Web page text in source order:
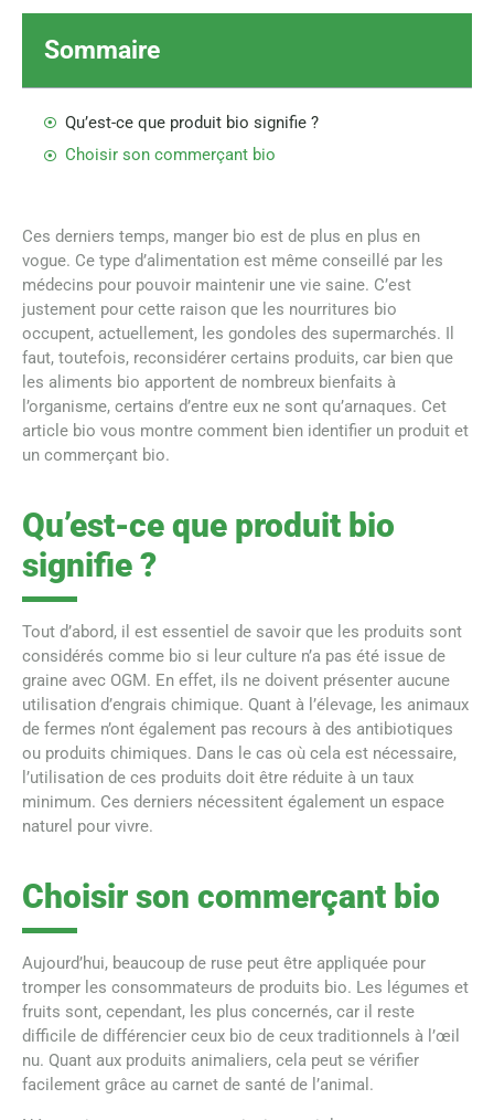
Sommaire
Qu’est-ce que produit bio signifie ?
Choisir son commerçant bio
Ces derniers temps, manger bio est de plus en plus en
vogue. Ce type d’alimentation est même conseillé par les
médecins pour pouvoir maintenir une vie saine. C’est
justement pour cette raison que les nourritures bio
occupent, actuellement, les gondoles des supermarchés. Il
faut, toutefois, reconsidérer certains produits, car bien que
les aliments bio apportent de nombreux bienfaits à
l’organisme, certains d’entre eux ne sont qu’arnaques. Cet
article bio vous montre comment bien identifier un produit et
un commerçant bio.
Qu’est-ce que produit bio
signifie ?
Tout d’abord, il est essentiel de savoir que les produits sont
considérés comme bio si leur culture n’a pas été issue de
graine avec OGM. En effet, ils ne doivent présenter aucune
utilisation d’engrais chimique. Quant à l’élevage, les animaux
de fermes n’ont également pas recours à des antibiotiques
ou produits chimiques. Dans le cas où cela est nécessaire,
l’utilisation de ces produits doit être réduite à un taux
minimum. Ces derniers nécessitent également un espace
naturel pour vivre.
Choisir son commerçant bio
Aujourd’hui, beaucoup de ruse peut être appliquée pour
tromper les consommateurs de produits bio. Les légumes et
fruits sont, cependant, les plus concernés, car il reste
difficile de différencier ceux bio de ceux traditionnels à l’œil
nu. Quant aux produits animaliers, cela peut se vérifier
facilement grâce au carnet de santé de l’animal.